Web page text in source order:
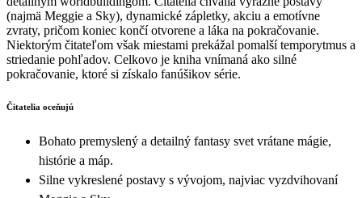
(najmä Meggie a Sky), dynamické zápletky, akciu a emotívne
zvraty, pričom koniec končí otvorene a láka na pokračovanie.
Niektorým čitateľom však miestami prekážal pomalší temporytmus a
striedanie pohľadov. Celkovo je kniha vnímaná ako silné
pokračovanie, ktoré si získalo fanúšikov série.
Čitatelia oceňujú
Bohato premyslený a detailný fantasy svet vrátane mágie,
histórie a máp.
Silne vykreslené postavy s vývojom, najviac vyzdvihovaní